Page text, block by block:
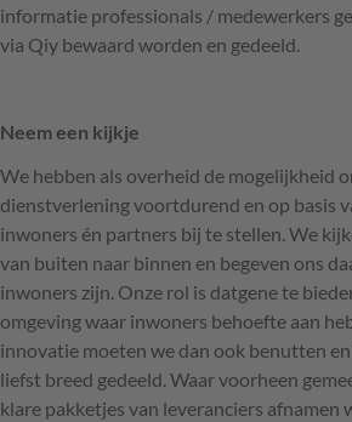
informatie professionals / medewerkers
via Qiy bewaard worden en gedeeld.
Neem een kijkje
We hebben als overheid de mogelijkheid
dienstverlening voortdurend en op basis
inwoners én partners bij te stellen. We
van buiten naar binnen en begeven ons
inwoners zijn. Onze rol is datgene te
omgeving waar inwoners behoefte aan
innovatie moeten we dan ook benutten
liefst breed gedeeld. Waar voorheen
klare pakketjes van leveranciers afnamen